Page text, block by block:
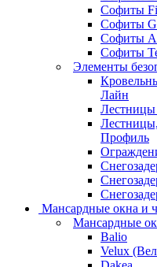
Софиты
Софиты
Софиты
Софиты
Элементы
Лайн
Лестницы
Профиль
Мансардные окна и
Мансардные
Balio
Velux